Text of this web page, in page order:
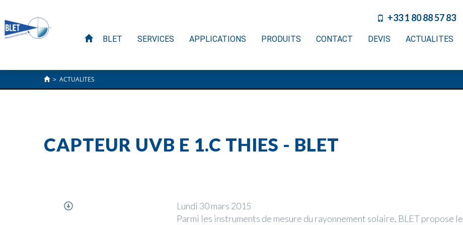
+33 1 80 88 57 83
BLET SERVICES APPLICATIONS PRODUITS CONTACT DEVIS ACTUALITES
> ACTUALITES
CAPTEUR UVB E 1.C THIES - BLET
Lundi 30 mars 2015
Parmi les instruments de mesure du rayonnement solaire, BLET propose le